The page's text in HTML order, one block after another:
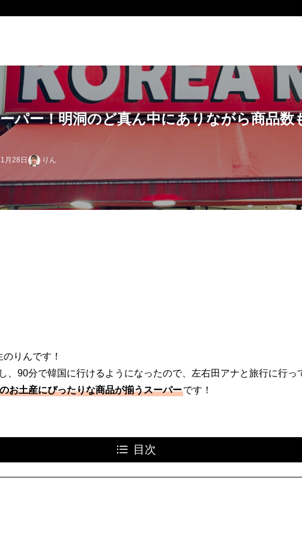
パー！明洞のど真ん中にありながら商品
月28日 りん
りんです！
、90分で韓国に行けるようになったので、左右田アナと旅行に行っ
お土産にぴったりな商品が揃うスーパーです！
目次